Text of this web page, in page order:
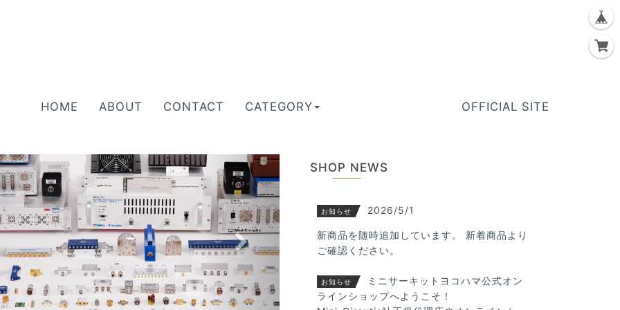
HOME ABOUT CONTACT CATEGORY OFFICIAL SITE
N
e
x
t
SHOP NEWS
お知らせ 2026/5/1
新商品を随時追加しています。 新着商品より
ご確認ください。
お知らせ
ミニサーキットヨコハマ公式オン
ラインショップへようこそ！